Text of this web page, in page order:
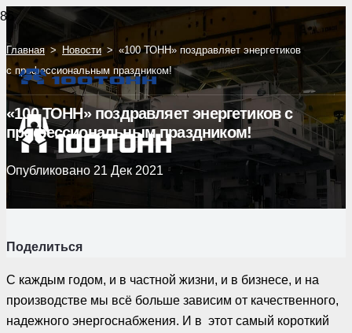
Главная > Новости > «100 ТОНН» поздравляет энергетиков
с профессиональным праздником!
«100 ТОНН» поздравляет энергетиков с
профессиональным праздником!
Опубликовано 21 Дек 2021
Поделиться
С каждым годом, и в частной жизни, и в бизнесе, и на
производстве мы всё больше зависим от качественного,
надежного энергоснабжения. И в этот самый короткий